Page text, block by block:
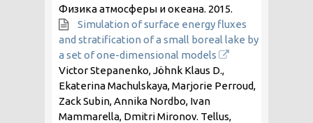
Физика атмосферы и океана. 2015.
Simulation of surface energy fluxes
and stratification of a small boreal lake by
a set of one-dimensional models
Victor Stepanenko, Jöhnk Klaus D.,
Ekaterina Machulskaya, Marjorie Perroud,
Zack Subin, Annika Nordbo, Ivan
Mammarella, Dmitri Mironov. Tellus,